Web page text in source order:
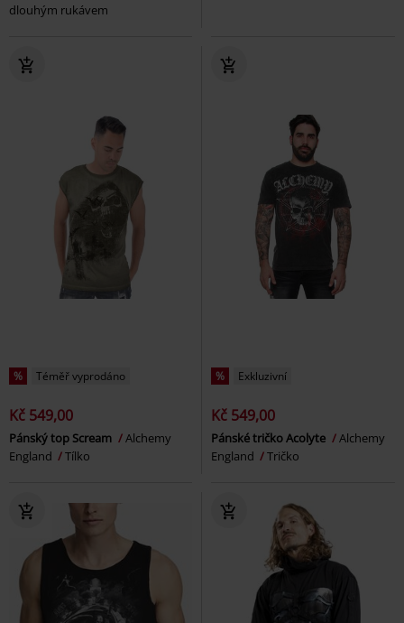
dlouhým rukávem
% Téměř vyprodáno
Kč 549,00
Pánský top Scream
Alchemy
England
Tílko
% Exkluzivní
Kč 549,00
Pánské tričko Acolyte
Alchemy
England
Tričko